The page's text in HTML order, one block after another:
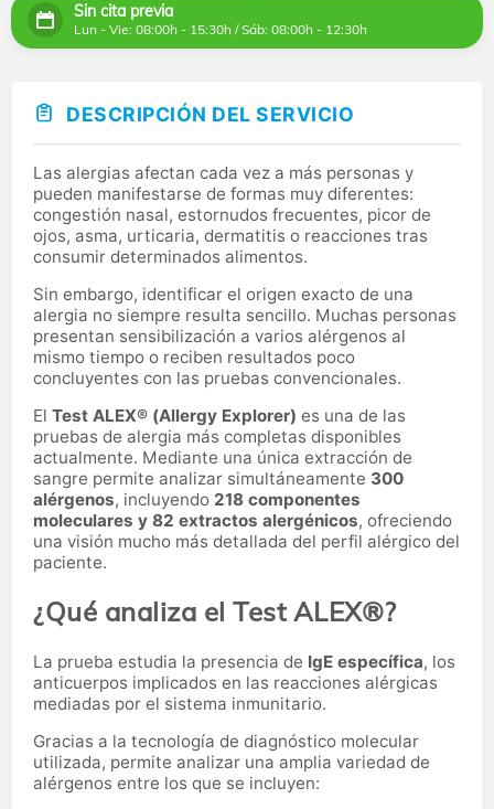
Sin cita previa
Lun - Vie: 08:00h - 15:30h / Sáb: 08:00h - 12:30h
DESCRIPCIÓN DEL SERVICIO
Las alergias afectan cada vez a más personas y
pueden manifestarse de formas muy diferentes:
congestión nasal, estornudos frecuentes, picor de
ojos, asma, urticaria, dermatitis o reacciones tras
consumir determinados alimentos.
Sin embargo, identificar el origen exacto de una
alergia no siempre resulta sencillo. Muchas personas
presentan sensibilización a varios alérgenos al
mismo tiempo o reciben resultados poco
concluyentes con las pruebas convencionales.
El Test ALEX® (Allergy Explorer) es una de las
pruebas de alergia más completas disponibles
actualmente. Mediante una única extracción de
sangre permite analizar simultáneamente 300
alérgenos, incluyendo 218 componentes
moleculares y 82 extractos alergénicos, ofreciendo
una visión mucho más detallada del perfil alérgico del
paciente.
¿Qué analiza el Test ALEX®?
La prueba estudia la presencia de IgE específica, los
anticuerpos implicados en las reacciones alérgicas
mediadas por el sistema inmunitario.
Gracias a la tecnología de diagnóstico molecular
utilizada, permite analizar una amplia variedad de
alérgenos entre los que se incluyen: